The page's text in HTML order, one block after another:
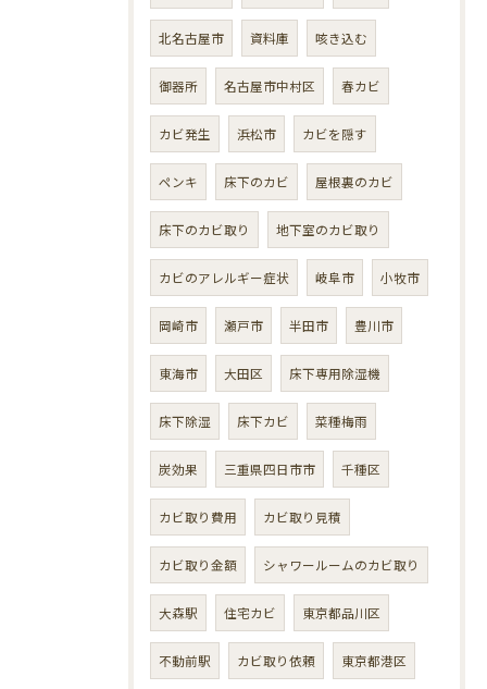
北名古屋市 資料庫 咳き込む
御器所 名古屋市中村区 春カビ
カビ発生 浜松市 カビを隠す
ペンキ 床下のカビ 屋根裏のカビ
床下のカビ取り 地下室のカビ取り
カビのアレルギー症状 岐阜市 小牧市
岡崎市 瀬戸市 半田市 豊川市
東海市 大田区 床下専用除湿機
床下除湿 床下カビ 菜種梅雨
炭効果 三重県四日市市 千種区
カビ取り費用 カビ取り見積
カビ取り金額 シャワールームのカビ取り
大森駅 住宅カビ 東京都品川区
不動前駅 カビ取り依頼 東京都港区